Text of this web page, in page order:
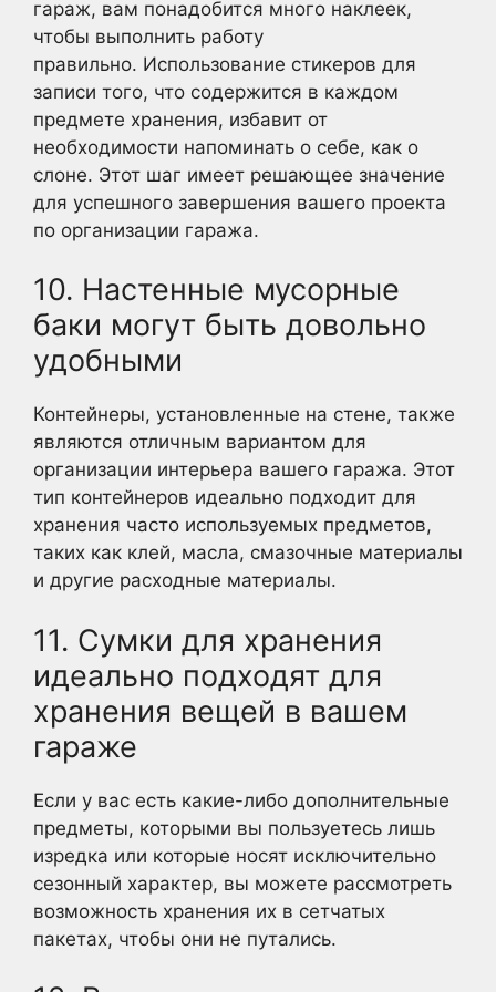
гараж, вам понадобится много наклеек,
чтобы выполнить работу
правильно. Использование стикеров для
записи того, что содержится в каждом
предмете хранения, избавит от
необходимости напоминать о себе, как о
слоне. Этот шаг имеет решающее значение
для успешного завершения вашего проекта
по организации гаража.
10. Настенные мусорные
баки могут быть довольно
удобными
Контейнеры, установленные на стене, также
являются отличным вариантом для
организации интерьера вашего гаража. Этот
тип контейнеров идеально подходит для
хранения часто используемых предметов,
таких как клей, масла, смазочные материалы
и другие расходные материалы.
11. Сумки для хранения
идеально подходят для
хранения вещей в вашем
гараже
Если у вас есть какие-либо дополнительные
предметы, которыми вы пользуетесь лишь
изредка или которые носят исключительно
сезонный характер, вы можете рассмотреть
возможность хранения их в сетчатых
пакетах, чтобы они не путались.